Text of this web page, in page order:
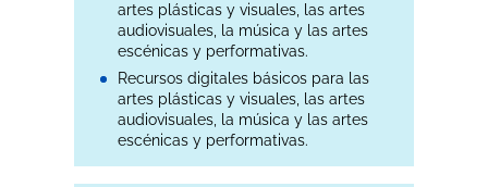
artes plásticas y visuales, las artes
audiovisuales, la música y las artes
escénicas y performativas.
Recursos digitales básicos para las
artes plásticas y visuales, las artes
audiovisuales, la música y las artes
escénicas y performativas.